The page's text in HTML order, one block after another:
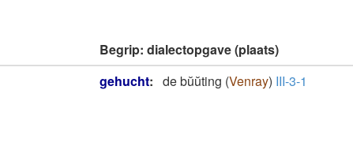
Begrip: dialectopgave (plaats)
gehucht: de bŭŭting (Venray) III-3-1